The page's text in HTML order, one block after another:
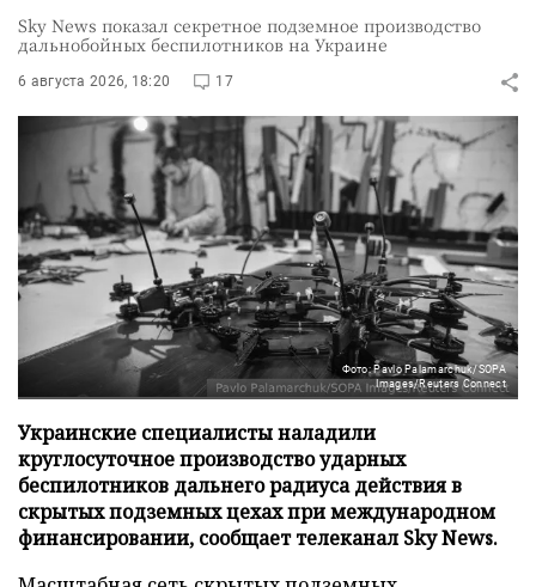
Sky News показал секретное подземное производство
дальнобойных беспилотников на Украине
6 августа 2026, 18:20 17
Фото: Pavlo Palamarchuk/SOPA
Images/Reuters Connect
Украинские специалисты наладили
круглосуточное производство ударных
беспилотников дальнего радиуса действия в
скрытых подземных цехах при международном
финансировании, сообщает телеканал Sky News.